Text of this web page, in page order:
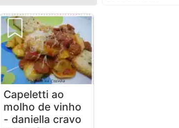
Capeletti ao
molho de vinho
- daniella cravo